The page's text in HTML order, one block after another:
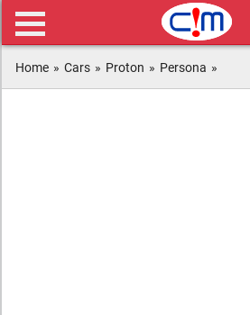
Home » Cars » Proton » Persona »